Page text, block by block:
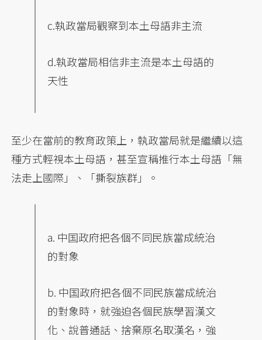
c.執政當局觀察到本土母語非主流
d.執政當局相信非主流是本土母語的
天性
至少在當前的教育政策上，執政當局就是繼續以這
種方式輕視本土母語，甚至宣稱推行本土母語「無
法走上國際」、「撕裂族群」。
a. 中国政府把各個不同民族當成統治
的對象
b. 中国政府把各個不同民族當成統治
的對象時，就強迫各個民族學習漢文
化、說普通話、捨棄原名取漢名，強